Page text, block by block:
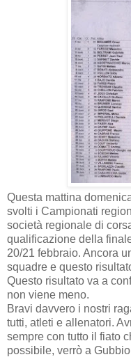
Questa mattina
svolti i Campionati
società regionale di
qualificazione della
20/21 febbraio. Ancora
squadre e questo
Questo risultato va a
non viene meno.
Bravi davvero i nostri
tutti, atleti e allenatori.
sempre con tutto il fiato
possibile, verrò a